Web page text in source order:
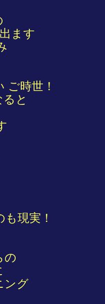
ます
ご時世！
と
現実！
の
ング